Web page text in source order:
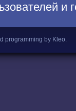
и
programming by Kleo.